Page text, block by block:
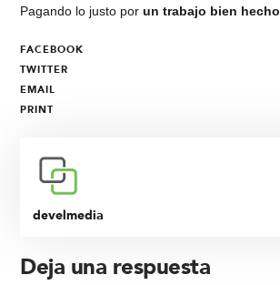
Pagando lo justo por un trabajo bien hecho
FACEBOOK
TWITTER
EMAIL
PRINT
develmedia
Deja una respuesta